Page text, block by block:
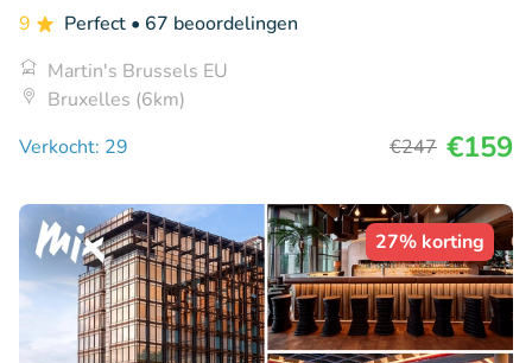
9 Perfect • 67 beoordelingen
Martin's Brussels EU
Bruxelles (6km)
Verkocht: 29
€247 €159
27% korting